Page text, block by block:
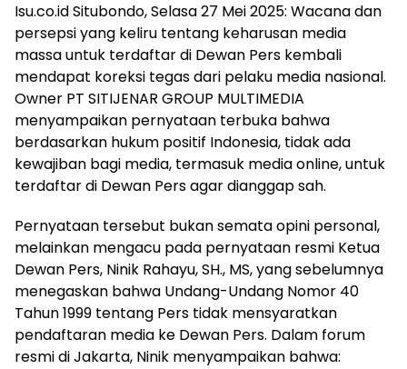
Isu.co.id Situbondo, Selasa 27 Mei 2025: Wacana dan
persepsi yang keliru tentang keharusan media
massa untuk terdaftar di Dewan Pers kembali
mendapat koreksi tegas dari pelaku media nasional.
Owner PT SITIJENAR GROUP MULTIMEDIA
menyampaikan pernyataan terbuka bahwa
berdasarkan hukum positif Indonesia, tidak ada
kewajiban bagi media, termasuk media online, untuk
terdaftar di Dewan Pers agar dianggap sah.
Pernyataan tersebut bukan semata opini personal,
melainkan mengacu pada pernyataan resmi Ketua
Dewan Pers, Ninik Rahayu, SH., MS, yang sebelumnya
menegaskan bahwa Undang-Undang Nomor 40
Tahun 1999 tentang Pers tidak mensyaratkan
pendaftaran media ke Dewan Pers. Dalam forum
resmi di Jakarta, Ninik menyampaikan bahwa: